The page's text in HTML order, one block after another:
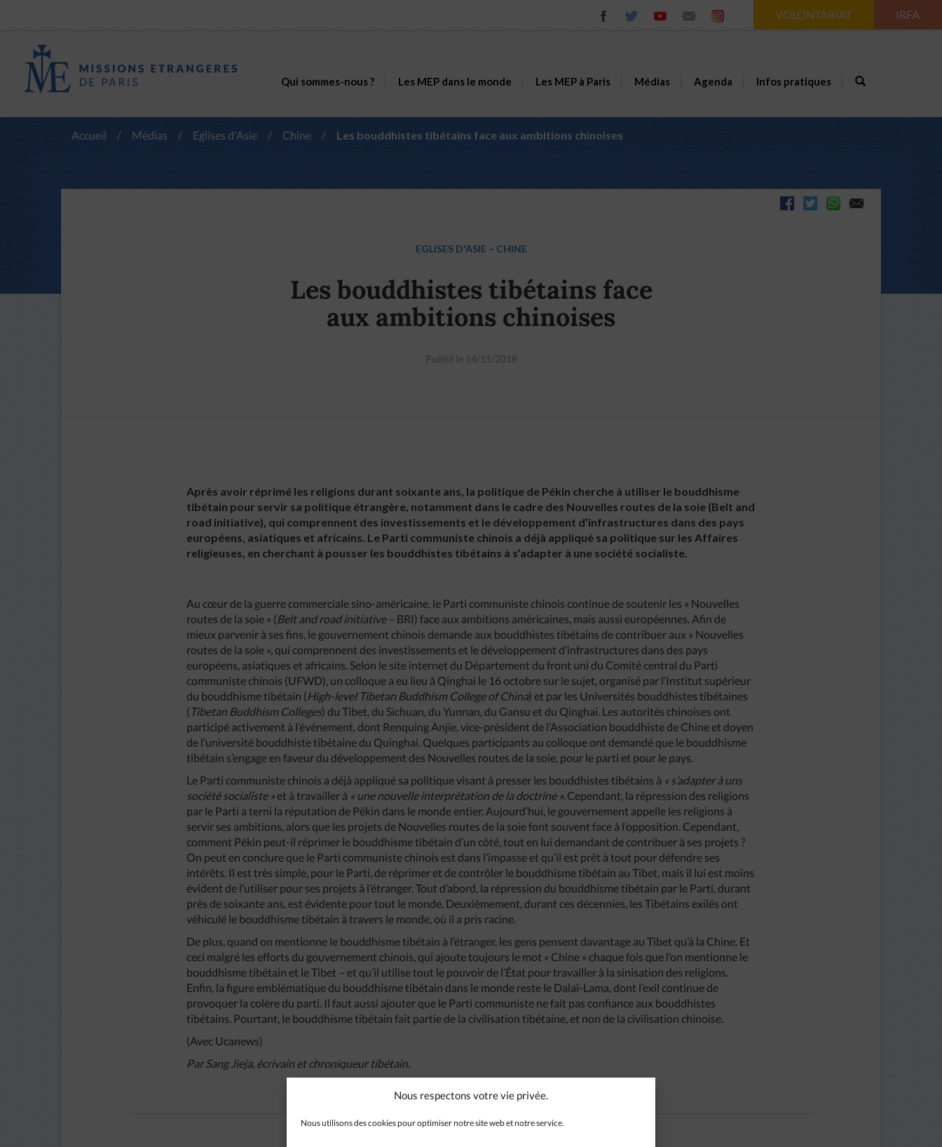
Nous respectons votre vie privée.
Nous utilisons des cookies pour optimiser notre site web et notre service.
VOLONTARIAT IRFA
Qui sommes-nous ? Les MEP dans le monde Les MEP à Paris Médias Agenda Infos pratiques
Accueil / Médias / Eglises d'Asie / Chine / Les bouddhistes tibétains face aux ambitions chinoises
EGLISES D'ASIE – CHINE
Les bouddhistes tibétains face
aux ambitions chinoises
Publié le 14/11/2018
Après avoir réprimé les religions durant soixante ans, la politique de Pékin cherche à utiliser le bouddhisme
tibétain pour servir sa politique étrangère, notamment dans le cadre des Nouvelles routes de la soie (Belt and
road initiative), qui comprennent des investissements et le développement d’infrastructures dans des pays
européens, asiatiques et africains. Le Parti communiste chinois a déjà appliqué sa politique sur les Affaires
religieuses, en cherchant à pousser les bouddhistes tibétains à s’adapter à une société socialiste.
Au cœur de la guerre commerciale sino-américaine, le Parti communiste chinois continue de soutenir les « Nouvelles
routes de la soie » (Belt and road initiative– BRI) face aux ambitions américaines, mais aussi européennes. Afin de
mieux parvenir à ses fins, le gouvernement chinois demande aux bouddhistes tibétains de contribuer aux « Nouvelles
routes de la soie », qui comprennent des investissements et le développement d’infrastructures dans des pays
européens, asiatiques et africains. Selon le site internet du Département du front uni du Comité central du Parti
communiste chinois (UFWD), un colloque a eu lieu à Qinghai le 16 octobre sur le sujet, organisé par l’Institut supérieur
du bouddhisme tibétain (High-level Tibetan Buddhism College of China) et par les Universités bouddhistes tibétaines
( Tibetan Buddhism Colleges) du Tibet, du Sichuan, du Yunnan, du Gansu et du Qinghai. Les autorités chinoises ont
participé activement à l’événement, dont Renquing Anjie, vice-président de l’Association bouddhiste de Chine et doyen
de l’université bouddhiste tibétaine du Quinghai. Quelques participants au colloque ont demandé que le bouddhisme
tibétain s’engage en faveur du développement des Nouvelles routes de la soie, pour le parti et pour le pays.
Le Parti communiste chinois a déjà appliqué sa politique visant à presser les bouddhistes tibétains à « s’adapter à uns
société socialiste » et à travailler à « une nouvelle interprétation de la doctrine ». Cependant, la répression des religions
par le Parti a terni la réputation de Pékin dans le monde entier. Aujourd’hui, le gouvernement appelle les religions à
servir ses ambitions, alors que les projets de Nouvelles routes de la soie font souvent face à l’opposition. Cependant,
comment Pékin peut-il réprimer le bouddhisme tibétain d’un côté, tout en lui demandant de contribuer à ses projets ?
On peut en conclure que le Parti communiste chinois est dans l’impasse et qu’il est prêt à tout pour défendre ses
intérêts. Il est très simple, pour le Parti, de réprimer et de contrôler le bouddhisme tibétain au Tibet, mais il lui est moins
évident de l’utiliser pour ses projets à l’étranger. Tout d’abord, la répression du bouddhisme tibétain par le Parti, durant
près de soixante ans, est évidente pour tout le monde. Deuxièmement, durant ces décennies, les Tibétains exilés ont
véhiculé le bouddhisme tibétain à travers le monde, où il a pris racine.
De plus, quand on mentionne le bouddhisme tibétain à l’étranger, les gens pensent davantage au Tibet qu’à la Chine. Et
ceci malgré les efforts du gouvernement chinois, qui ajoute toujours le mot « Chine » chaque fois que l’on mentionne le
bouddhisme tibétain et le Tibet – et qu’il utilise tout le pouvoir de l’État pour travailler à la sinisation des religions.
Enfin, la figure emblématique du bouddhisme tibétain dans le monde reste le Dalaï-Lama, dont l’exil continue de
provoquer la colère du parti. Il faut aussi ajouter que le Parti communiste ne fait pas confiance aux bouddhistes
tibétains. Pourtant, le bouddhisme tibétain fait partie de la civilisation tibétaine, et non de la civilisation chinoise.
(Avec Ucanews)
Par Sang Jieja, écrivain et chroniqueurtibétain.